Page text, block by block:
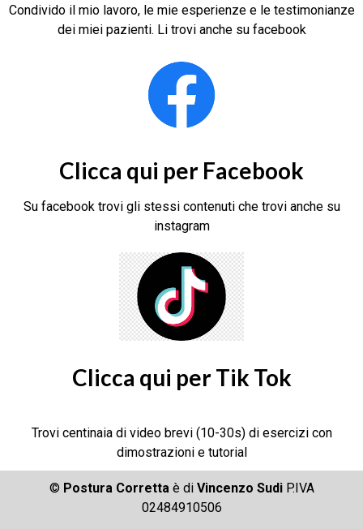
Condivido il mio lavoro, le mie esperienze e le testimonianze
dei miei pazienti. Li trovi anche su facebook
Clicca qui per Facebook
Su facebook trovi gli stessi contenuti che trovi anche su
instagram
Clicca qui per Tik Tok
Trovi centinaia di video brevi (10-30s) di esercizi con
dimostrazioni e tutorial
© Postura Correttaè di Vincenzo SudiP.IVA
02484910506